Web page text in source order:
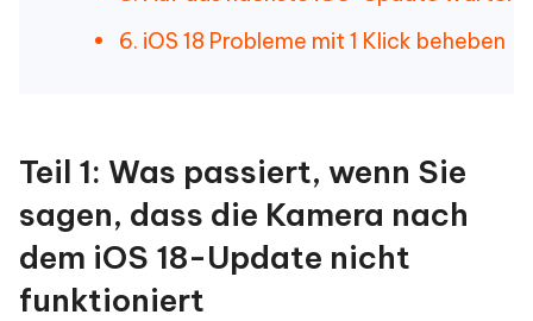
6. iOS 18 Probleme mit 1 Klick beheben
Teil 1: Was passiert, wenn Sie
sagen, dass die Kamera nach
dem iOS 18-Update nicht
funktioniert